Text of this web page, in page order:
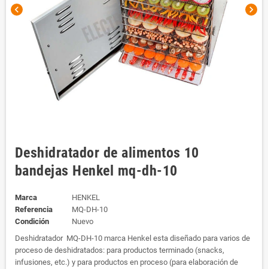
chevron_left chevron_right
Deshidratador de alimentos 10
bandejas Henkel mq-dh-10
Marca
HENKEL
Referencia
MQ-DH-10
Condición
Nuevo
Deshidratador MQ-DH-10 marca Henkel esta diseñado para varios de
proceso de deshidratados: para productos terminado (snacks,
infusiones, etc.) y para productos en proceso (para elaboración de